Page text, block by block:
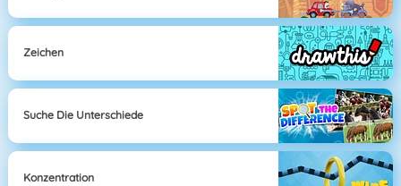
Zeichen
Suche Die Unterschiede
Konzentration